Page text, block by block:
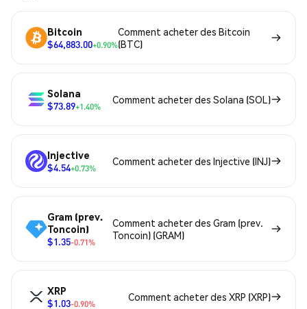
Bitcoin
$64,883.00+0.90%
Comment acheter des Bitcoin
(BTC)
Solana
$73.89+1.40%
Comment acheter des Solana (SOL)
Injective
$4.54+0.73%
Comment acheter des Injective (INJ)
Gram (prev.
Toncoin)
$1.35-0.71%
Comment acheter des Gram (prev.
Toncoin) (GRAM)
XRP
$1.03-0.90%
Comment acheter des XRP (XRP)